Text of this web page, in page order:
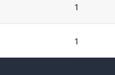
1
1